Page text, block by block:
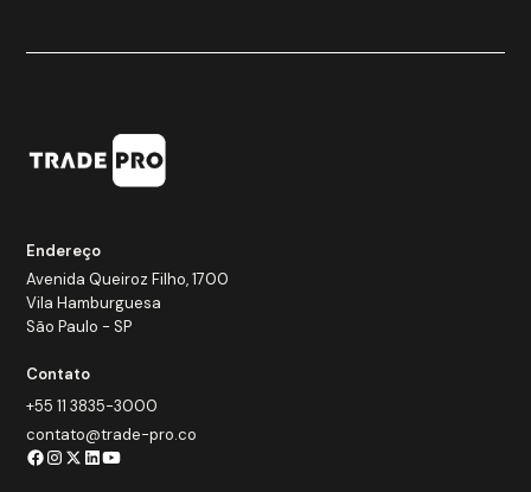
Endereço
Avenida Queiroz Filho, 1700
Vila Hamburguesa
São Paulo - SP
Contato
+55 11 3835-3000
contato@trade-pro.co